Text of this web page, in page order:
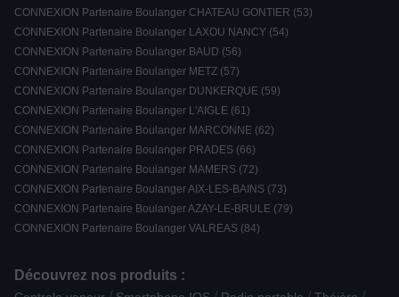
CONNEXION Partenaire Boulanger CHATEAU GONTIER (53)
CONNEXION Partenaire Boulanger LAXOU NANCY (54)
CONNEXION Partenaire Boulanger BAUD (56)
CONNEXION Partenaire Boulanger METZ (57)
CONNEXION Partenaire Boulanger DUNKERQUE (59)
CONNEXION Partenaire Boulanger L'AIGLE (61)
CONNEXION Partenaire Boulanger MARCONNE (62)
CONNEXION Partenaire Boulanger PRADES (66)
CONNEXION Partenaire Boulanger MAMERS (72)
CONNEXION Partenaire Boulanger AIX-LES-BAINS (73)
CONNEXION Partenaire Boulanger AZAY-LE-BRULE (79)
CONNEXION Partenaire Boulanger VALREAS (84)
Découvrez nos produits :